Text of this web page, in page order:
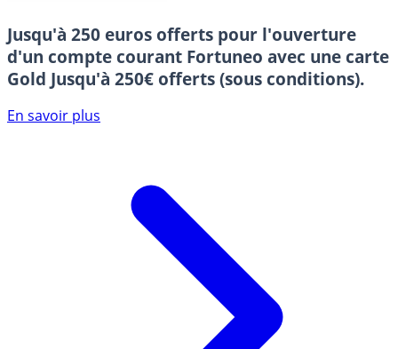
Jusqu'à 250 euros offerts pour l'ouverture
d'un compte courant Fortuneo avec une carte
Gold Jusqu'à 250€ offerts (sous conditions).
En savoir plus